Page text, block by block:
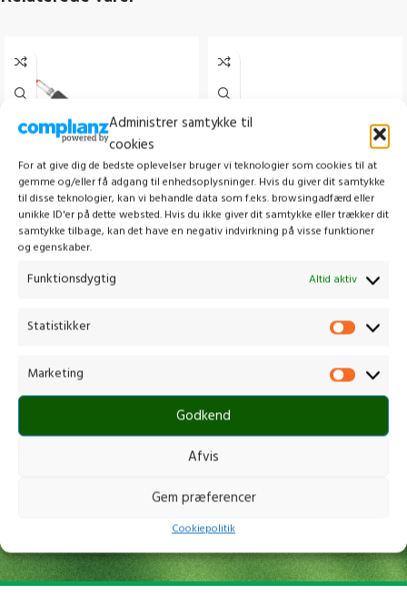
Administrer samtykke til
cookies
For at give dig de bedste oplevelser bruger vi teknologier som cookies til at
gemme og/eller få adgang til enhedsoplysninger. Hvis du giver dit samtykke
til disse teknologier, kan vi behandle data som f.eks. browsingadfærd eller
unikke ID'er på dette websted. Hvis du ikke giver dit samtykke eller trækker dit
samtykke tilbage, kan det have en negativ indvirkning på visse funktioner
og egenskaber.
Funktionsdygtig Altid aktiv
Statistikker
Marketing
Godkend
Afvis
Gem præferencer
Cookiepolitik
HUSQVARNA DE110
Forlængerrør
Buskrydder /Trimmer
349,00kr.
SKU:970 70 40-01
Forlængerstang til hækkeklipper- og
stangsavtilbehør Forlængerstang til
FLXi hækkeklipper og FLXi stangsav,
som giver en ekstra rækkevidde på 80
HUSQVARNA FORLÆNGERRØR
Tilbehør til
Forlængerrør til kombi produkter. Giver